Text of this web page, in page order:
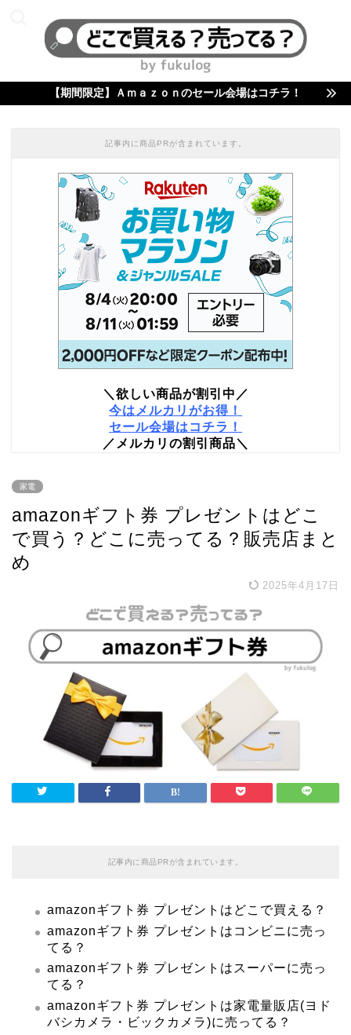
【期間限定】Ａｍａｚｏｎのセール会場はコチラ！
記事内に商品PRが含まれています。
＼欲しい商品が割引中／
今はメルカリがお得！
セール会場はコチラ！
／メルカリの割引商品＼
家電
amazonギフト券 プレゼントはどこ
で買う？どこに売ってる？販売店まと
め
2025年4月17日
記事内に商品PRが含まれています。
amazonギフト券 プレゼントはどこで買える？
amazonギフト券 プレゼントはコンビニに売っ
てる？
amazonギフト券 プレゼントはスーパーに売っ
てる？
amazonギフト券 プレゼントは家電量販店(ヨド
バシカメラ・ビックカメラ)に売ってる？